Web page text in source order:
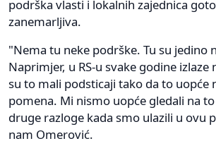
podrška vlasti i lokalnih zajednica
zanemarljiva.
"Nema tu neke podrške. Tu su jedino
Naprimjer, u RS-u svake godine
su to mali podsticaji tako da to uopće
pomena. Mi nismo uopće gledali na
druge razloge kada smo ulazili u ovu
nam Omerović.